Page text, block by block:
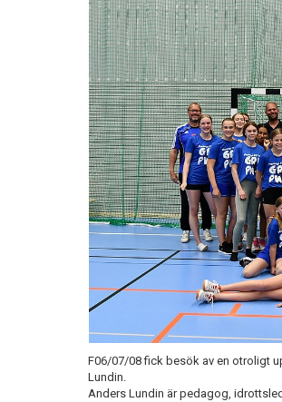
F06/07/08 fick besök av en otroligt
Lundin.
Anders Lundin är pedagog,